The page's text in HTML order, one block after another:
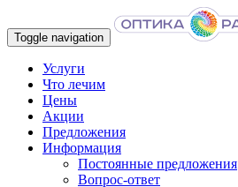
Toggle navigation
Услуги
Что лечим
Цены
Акции
Предложения
Информация
Постоянные предложения
Вопрос-ответ